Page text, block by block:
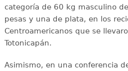
categoría de 60 kg masculino
pesas y una de plata, en los
Centroamericanos que se
Totonicapán.
Asimismo, en una conferencia